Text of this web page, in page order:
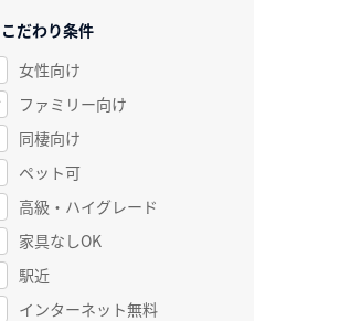
こだわり条件
女性向け
ファミリー向け
同棲向け
ペット可
高級・ハイグレード
家具なしOK
駅近
インターネット無料